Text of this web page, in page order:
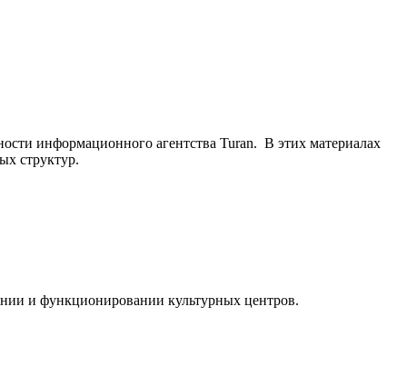
информационного агентства Turan. В этих материалах
структур.
и функционировании культурных центров.